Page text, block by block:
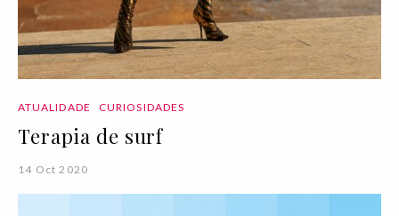
ATUALIDADE CURIOSIDADES
Terapia de surf
14 Oct 2020